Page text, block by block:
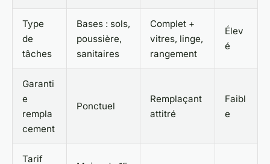
Type
de
tâches
Bases : sols,
poussière,
sanitaires
Complet +
vitres, linge,
rangement
Élev
é
Garanti
e
rempla
cement
Ponctuel
Remplaçant
attitré
Faibl
e
Tarif